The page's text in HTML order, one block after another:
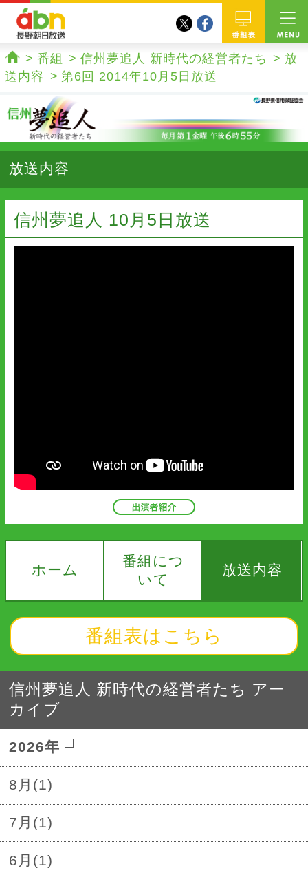
番組
twitterfacebook
ホーム
番組 信州夢追人 新時代の経営者たち
放
送内容
第6回 2014年10月5日放送
放送内容
信州夢追人 10月5日放送
ホーム
番組につ
いて
放送内容
番組表はこちら
信州夢追人 新時代の経営者たち アー
カイブ
2026年
8月(1)
7月(1)
6月(1)